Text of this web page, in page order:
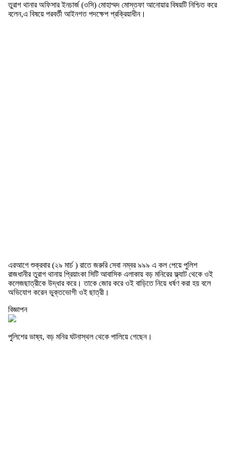
তুরাগ থানার অফিসার ইনচার্জ (ওসি) মোহাম্মদ মোস্তফা আনোয়ার বিষয়টি নিশ্চিত করে
বলেন,এ বিষয়ে পরবর্তী আইনগত পদক্ষেপ প্রক্রিয়াধীন।
এরআগে শুক্রবার (২৯ মার্চ ) রাতে জরুরি সেবা নম্বর ৯৯৯ এ কল পেয়ে পুলিশ
রাজধানীর তুরাগ থানায় প্রিয়াংকা সিটি আবাসিক এলাকায় বড় মনিরের ফ্ল্যাট থেকে ওই
কলেজছাত্রীকে উদ্ধার করে। তাকে জোর করে ওই বাড়িতে নিয়ে ধর্ষণ করা হয় বলে
অভিযোগ করেন ভুক্তভোগী ওই ছাত্রী।
বিজ্ঞাপন
পুলিশের ভাষ্য, বড় মনির ঘটনাস্থল থেকে পালিয়ে গেছেন।